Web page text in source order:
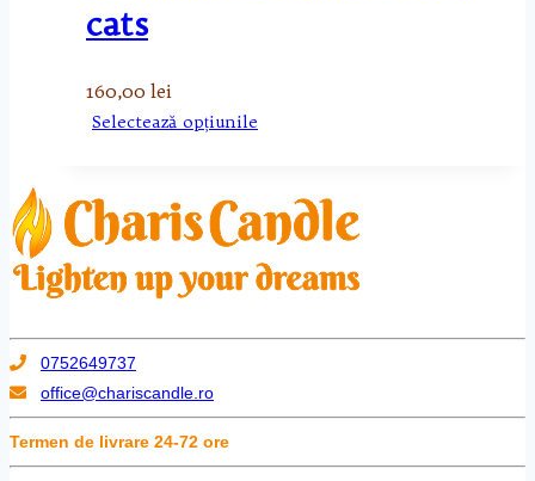
cats
160,00 lei
Selectează opțiunile
mai
multe
variații.
în
0752649737
office@chariscandle.ro
Termen de livrare 24-72 ore